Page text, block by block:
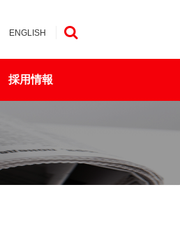
ENGLISH
採用情報